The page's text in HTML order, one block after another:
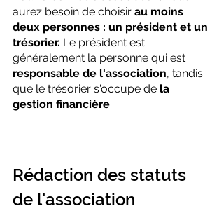
aurez besoin de choisir au moins
deux personnes : un président et un
trésorier. Le président est
généralement la personne qui est
responsable de l'association, tandis
que le trésorier s'occupe de la
gestion financière.
Rédaction des statuts
de l'association